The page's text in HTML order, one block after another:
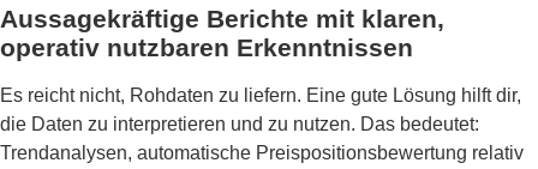
Aussagekräftige Berichte mit klaren,
operativ nutzbaren Erkenntnissen
Es reicht nicht, Rohdaten zu liefern. Eine gute Lösung hilft dir,
die Daten zu interpretieren und zu nutzen. Das bedeutet:
Trendanalysen, automatische Preispositionsbewertung relativ